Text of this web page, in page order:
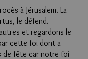
à Jérusalem. La
le défend.
et regardons le
cette foi dont a
de fête car notre foi